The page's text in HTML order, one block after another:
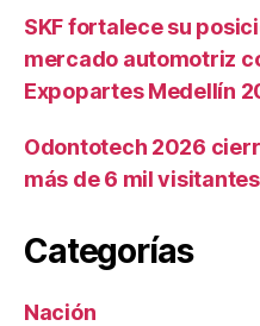
SKF fortalece su
mercado automotriz
Expopartes Medellín
Odontotech 2026
más de 6 mil visitantes
Categorías
Nación